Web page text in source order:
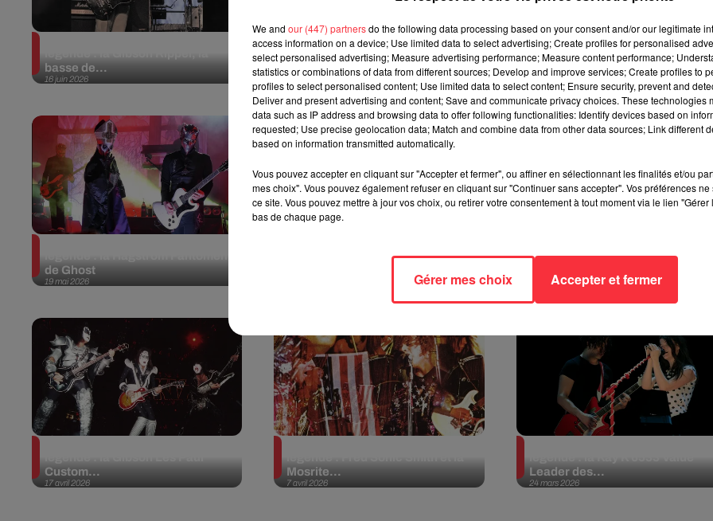
16 juin 2026
basse de...
9 juin 2026
Guitares et guitaristes de
légende : la PGM/Moon
Stratocaster rouge...
26 mai 2026
Guitares et guitaristes de
légende : la Gibson Flying V de
Rudolf...
19 mai 2026
de Ghost
légende : la Gibson ES 335
21 avril 2026
légende : la Framus acoustique
17 avril 2026
Custom...
7 avril 2026
Mosrite...
24 mars 2026
Leader des...
We and our (447) partnersdo the following data processing based on your consent and/or our legitimate
access information on a device; Use limited data to select advertising; Create profiles for personalised
select personalised advertising; Measure advertising performance; Measure content performance;
statistics or combinations of data from different sources; Develop and improve services; Create profiles to
profiles to select personalised content; Use limited data to select content; Ensure security, prevent and
Deliver and present advertising and content; Save and communicate privacy choices. These technologies
data such as IP address and browsing data to offer following functionalities: Identify devices based on
requested; Use precise geolocation data; Match and combine data from other data sources; Link different
based on information transmitted automatically.
Vous pouvez accepter en cliquant sur "Accepter et fermer", ou affiner en sélectionnant les finalités et/ou
mes choix". Vous pouvez également refuser en cliquant sur "Continuer sans accepter". Vos préférences
ce site. Vous pouvez mettre à jour vos choix, ou retirer votre consentement à tout moment via le lien
bas de chaque page.
Gérer mes choix Accepter et fermer